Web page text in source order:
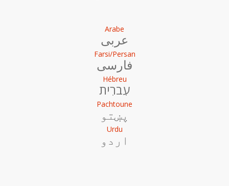
Arabe
عربى
Farsi/Persan
فارسی
Hébreu
עִברִית
Pachtoune
پښتو
Urdu
اردو